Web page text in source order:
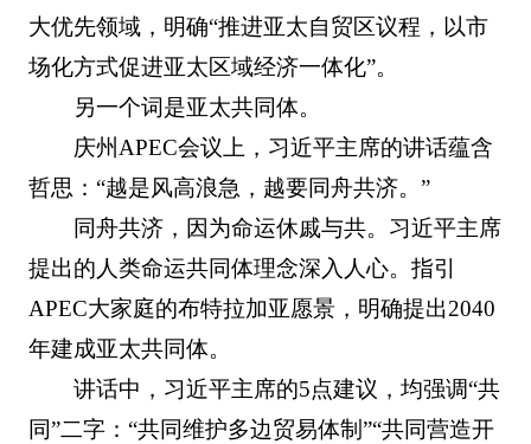
大优先领域，明确“推进亚太自贸区议程，以市
场化方式促进亚太区域经济一体化”。
另一个词是亚太共同体。
庆州APEC会议上，习近平主席的讲话蕴含
哲思：“越是风高浪急，越要同舟共济。”
同舟共济，因为命运休戚与共。习近平主席
提出的人类命运共同体理念深入人心。指引
APEC大家庭的布特拉加亚愿景，明确提出2040
年建成亚太共同体。
讲话中，习近平主席的5点建议，均强调“共
同”二字：“共同维护多边贸易体制”“共同营造开